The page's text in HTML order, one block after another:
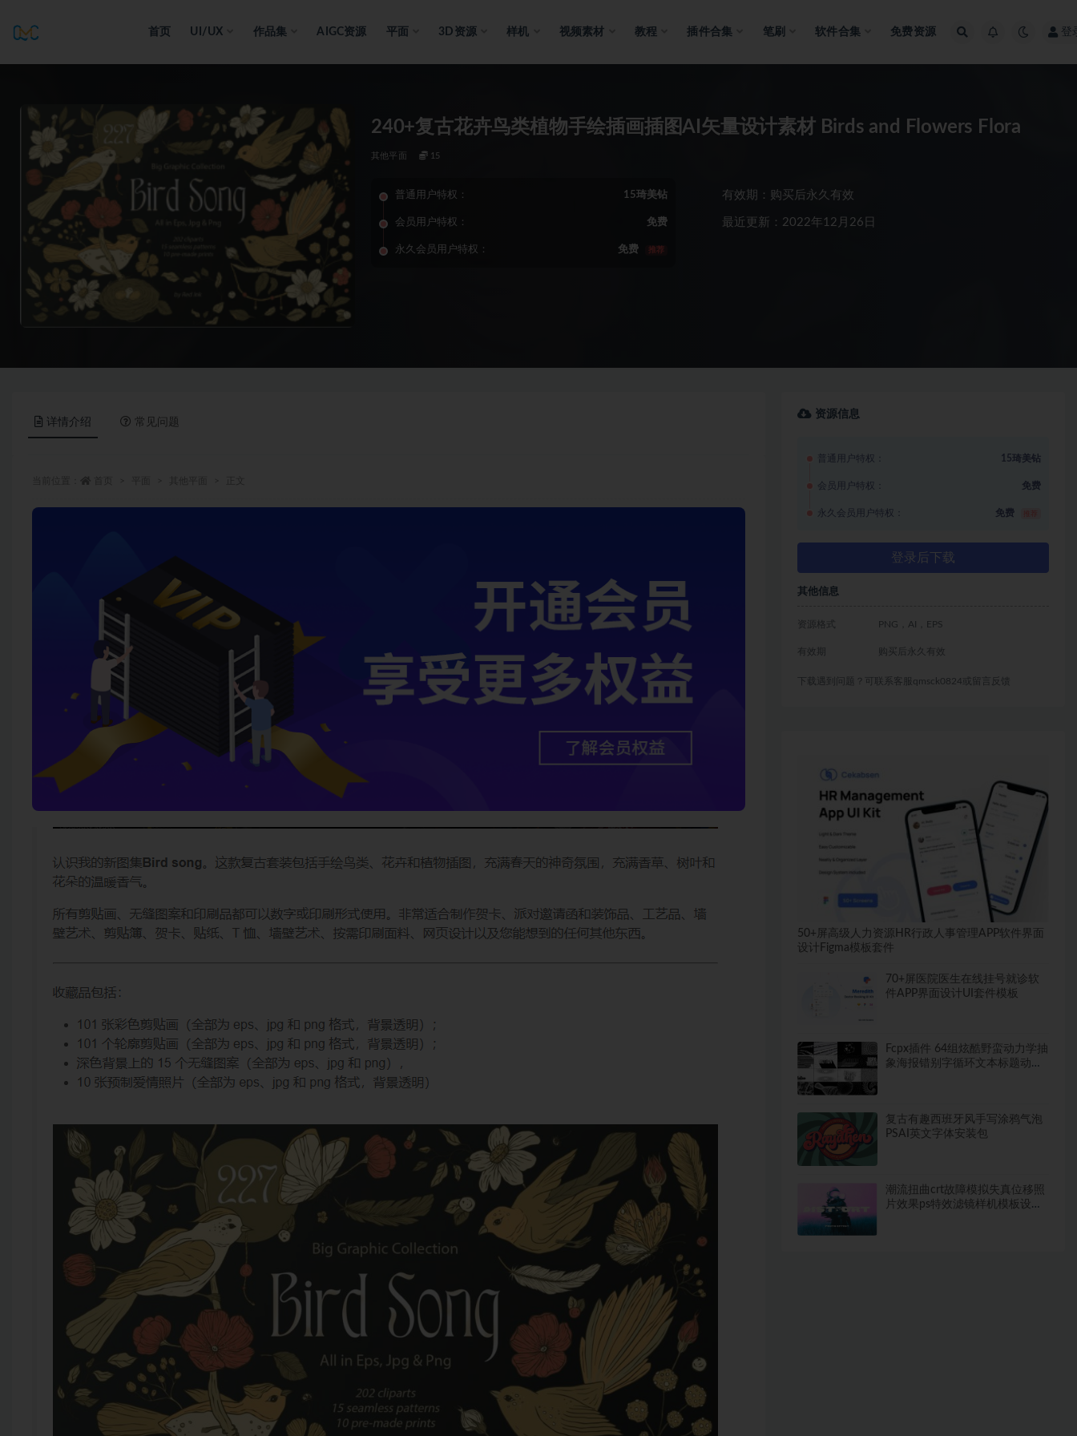
首页 UI/UX 作品集 AIGC资源 平面 3D资源 样机 视频素材 教程 插件合集 笔刷 软件合集 免费资源 登
240+复古花卉鸟类植物手绘插画插图AI矢量设计素材 Birds and Flowers Flora
其他平面 15
普通用户特权： 15琦美钻
会员用户特权： 免费
永久会员用户特权： 免费 推荐
有效期：购买后永久有效
最近更新：2022年12月26日
详情介绍 常见问题
资源信息
普通用户特权： 15琦美钻
会员用户特权： 免费
永久会员用户特权： 免费
登录后下载
其他信息
资源格式 PNG，AI，EPS
有效期 购买后永久有效
下载遇到问题？可联系客服qmsck0824或留言反馈
50+屏高级人力资源HR行政人事管理APP软件界面
设计Figma模板套件
70+屏医院医生在线挂号就诊软
件APP界面设计UI套件模板
Fcpx插件 64组炫酷野蛮动力学抽
象海报错别字循环文本标题动画
复古有趣西班牙风手写涂鸦气泡
PSAI英文字体安装包
潮流扭曲crt故障模拟失真位移照
片效果ps特效滤镜样机模板设计